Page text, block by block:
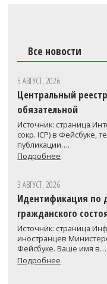
Все новости
5 АВГУСТ, 2026
Центральный
обязательной
Источник: страница
сокр. ICP) в Фейсбуке,
публикации….
Подробнее
3 АВГУСТ, 2026
Идентификация по
гражданского
Источник: страница
иностранцев
Фейсбуке. Ваше имя в…
Подробнее